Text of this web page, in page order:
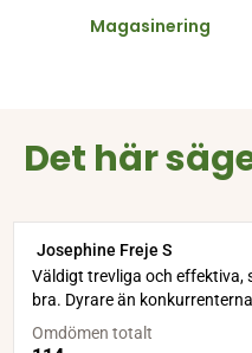
Magasinering
Det här